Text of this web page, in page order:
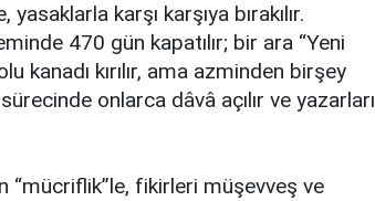
karşı karşıya bırakılır.
470 gün kapatılır; bir ara “Yeni
kanadı kırılır, ama azminden birşey
onlarca dâvâ açılır ve yazarları
“mücriflik”le, fikirleri müşevveş ve